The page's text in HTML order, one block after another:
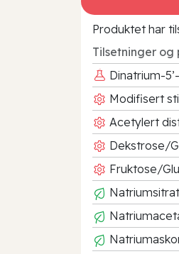
Produktet har
Tilsetninger og
Dinatrium-
Modifisert
Acetylert
Dekstrose/
Fruktose/